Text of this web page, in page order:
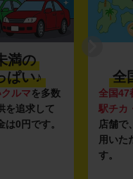
満の
ぱい♪
ルマを多数
を追求して
0円です。
全
全国47
駅チカ
店舗で
用いた
す。